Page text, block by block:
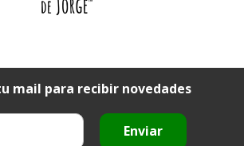
mail para recibir novedades
Enviar